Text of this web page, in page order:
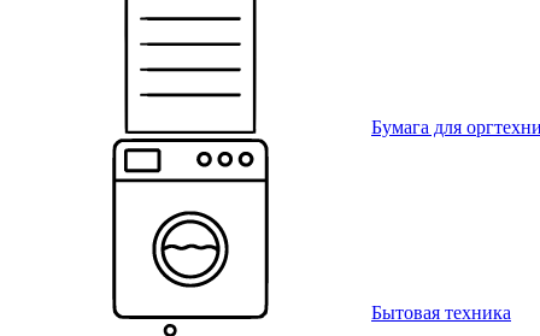
Бумага для
Бытовая техника